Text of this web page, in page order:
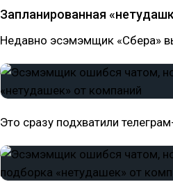
Запланированная
Недавно эсэмэмщик «Сбера»
Это сразу подхватили